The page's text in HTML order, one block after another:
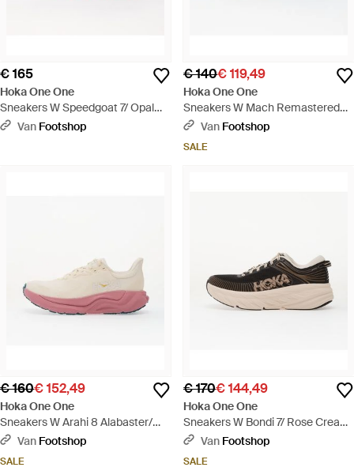
€ 165
Hoka One One
Sneakers W Speedgoat 7/ Opal
Eur - Roze
Van Footshop
€ 140€ 119,49
Hoka One One
Sneakers W Mach Remastered
Frost/ Cosmic Eur - Wit
Van Footshop
SALE
€ 160€ 152,49
Hoka One One
Sneakers W Arahi 8 Alabaster/
Lingonberry Eur - Roze
Van Footshop
SALE
€ 170€ 144,49
Hoka One One
Sneakers W Bondi 7/ Rose Cream
Eur - Meerkleurig
Van Footshop
SALE